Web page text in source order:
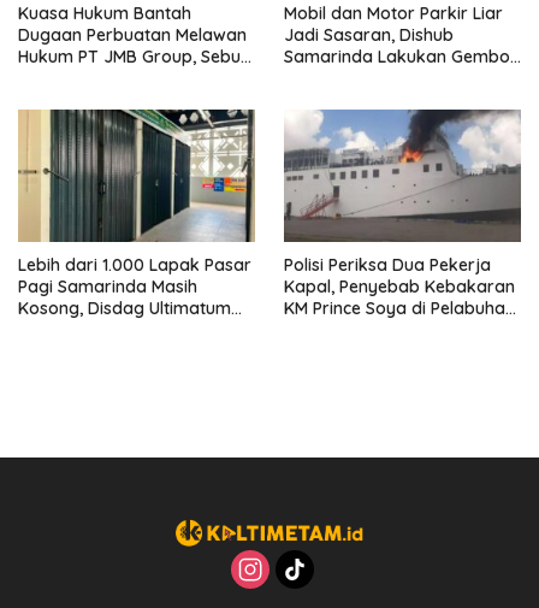
Kuasa Hukum Bantah
Dugaan Perbuatan Melawan
Hukum PT JMB Group, Sebut
Mobil dan Motor Parkir Liar
Jadi Sasaran, Dishub
Samarinda Lakukan Gembok
Lebih dari 1.000 Lapak Pasar
Pagi Samarinda Masih
Kosong, Disdag Ultimatum
Polisi Periksa Dua Pekerja
Kapal, Penyebab Kebakaran
KM Prince Soya di Pelabuhan